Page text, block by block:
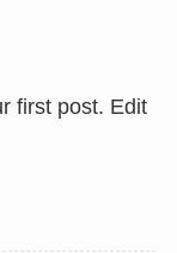
first post. Edit